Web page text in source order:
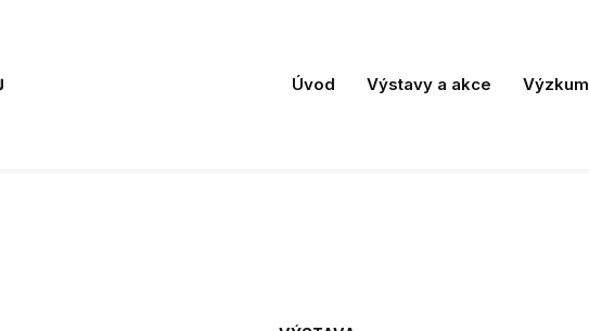
Úvod Výstavy a akce Výzkum